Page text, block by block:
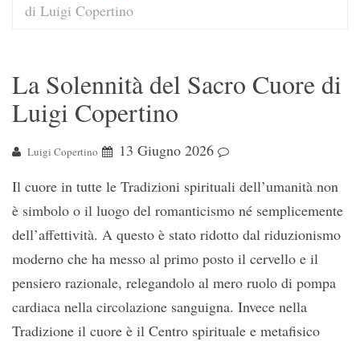
di Luigi Copertino
La Solennità del Sacro Cuore di
Luigi Copertino
Luigi Copertino
13 Giugno 2026
Il cuore in tutte le Tradizioni spirituali dell’umanità non
è simbolo o il luogo del romanticismo né semplicemente
dell’affettività. A questo è stato ridotto dal riduzionismo
moderno che ha messo al primo posto il cervello e il
pensiero razionale, relegandolo al mero ruolo di pompa
cardiaca nella circolazione sanguigna. Invece nella
Tradizione il cuore è il Centro spirituale e metafisico